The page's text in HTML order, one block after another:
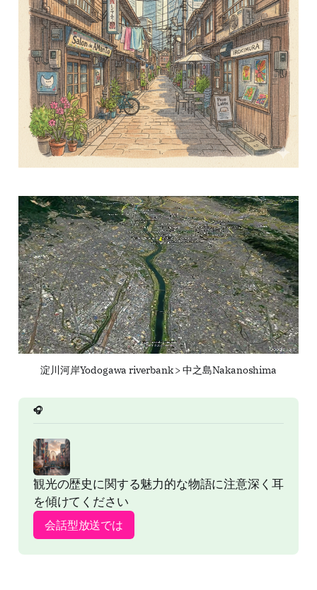
淀川河岸Yodogawa riverbank > 中之島Nakanoshima
🎧
観光の歴史に関する魅力的な物語に注意深く耳
を傾けてください
会話型放送では